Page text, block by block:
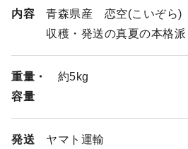
内容
青森県産 恋空(こいぞら
収穫・発送の真夏の本格派
重量・
容量
約5kg
発送 ヤマト運輸